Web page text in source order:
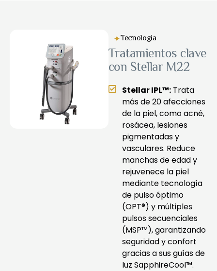
Tecnología
Tratamientos clave
con Stellar M22
Stellar IPL™:Trata
más de 20 afecciones
de la piel, como acné,
rosácea, lesiones
pigmentadas y
vasculares. Reduce
manchas de edad y
rejuvenece la piel
mediante tecnología
de pulso óptimo
(OPT®) y múltiples
pulsos secuenciales
(MSP™), garantizando
seguridad y confort
gracias a sus guías de
luz SapphireCool™.